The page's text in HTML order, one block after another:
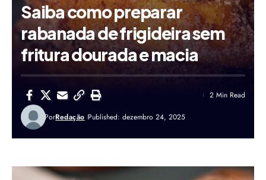
Saiba como preparar
rabanada de frigideira sem
fritura dourada e macia
PorRedação Published: dezembro 24, 2025
2 Min Read